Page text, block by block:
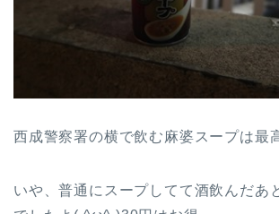
西成警察署の横で飲む麻婆スープは最
いや、普通にスープしてて酒飲んだあ